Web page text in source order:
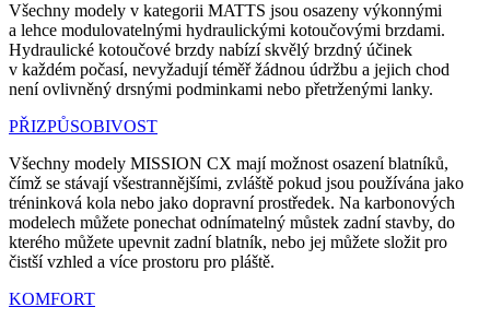
Všechny modely v kategorii MATTS jsou osazeny výkonnými
a lehce modulovatelnými hydraulickými kotoučovými brzdami.
Hydraulické kotoučové brzdy nabízí skvělý brzdný účinek
v každém počasí, nevyžadují téměř žádnou údržbu a jejich chod
není ovlivněný drsnými podminkami nebo přetrženými lanky.
PŘIZPŮSOBIVOST
Všechny modely MISSION CX mají možnost osazení blatníků,
čímž se stávají všestrannějšími, zvláště pokud jsou používána jako
tréninková kola nebo jako dopravní prostředek. Na karbonových
modelech můžete ponechat odnímatelný můstek zadní stavby, do
kterého můžete upevnit zadní blatník, nebo jej můžete složit pro
čistší vzhled a více prostoru pro pláště.
KOMFORT